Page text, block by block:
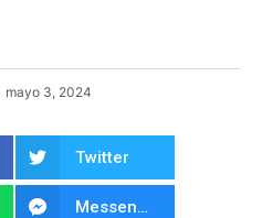
mayo 3, 2024
Twitter
Messenger